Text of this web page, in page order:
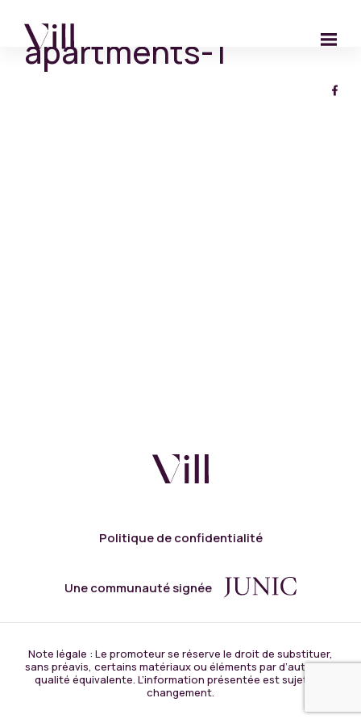
apartments-1
Politique de confidentialité
Une communauté signée
Note légale : Le promoteur se réserve le droit de substituer,
sans préavis, certains matériaux ou éléments par d’autres de
qualité équivalente. L’information présentée est sujette à
changement.